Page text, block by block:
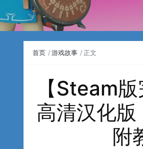
首页 游戏故事 正文
【Steam
高清汉化版
附